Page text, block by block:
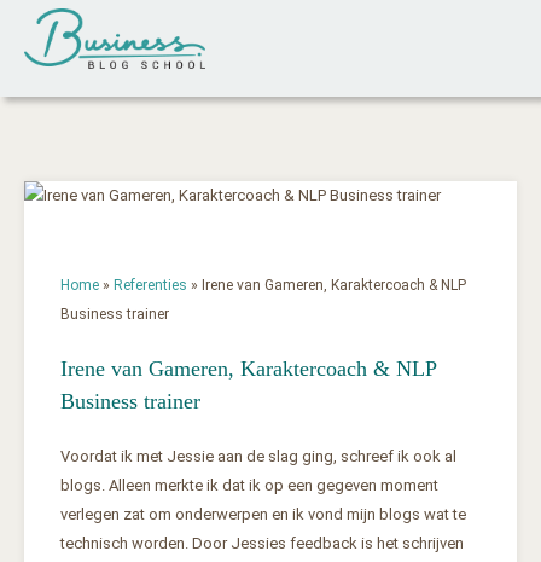
Home » Referenties » Irene van Gameren, Karaktercoach & NLP
Business trainer
Irene van Gameren, Karaktercoach & NLP
Business trainer
Voordat ik met Jessie aan de slag ging, schreef ik ook al
blogs. Alleen merkte ik dat ik op een gegeven moment
verlegen zat om onderwerpen en ik vond mijn blogs wat te
technisch worden. Door Jessies feedback is het schrijven